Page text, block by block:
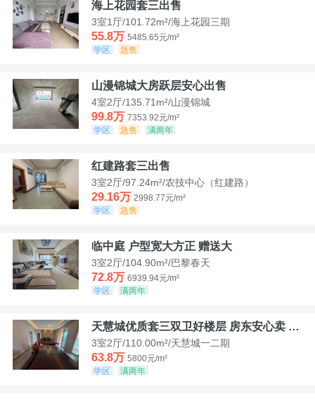
海上花园套三出售
3室1厅/101.72m²/海上花园三期
55.8万 5485.65元/m²
学区
急售
山漫锦城大房跃层安心出售
4室2厅/135.71m²/山漫锦城
99.8万 7353.92元/m²
学区
急售 满两年
红建路套三出售
3室2厅/97.24m²/农技中心（红建路）
29.16万 2998.77元/m²
学区
急售
临中庭 户型宽大方正 赠送大
3室2厅/104.90m²/巴黎春天
72.8万 6939.94元/m²
学区
满两年
天慧城优质套三双卫好楼层 房东安心卖 价格好谈
3室2厅/110.00m²/天慧城一二期
63.8万 5800元/m²
学区
满两年